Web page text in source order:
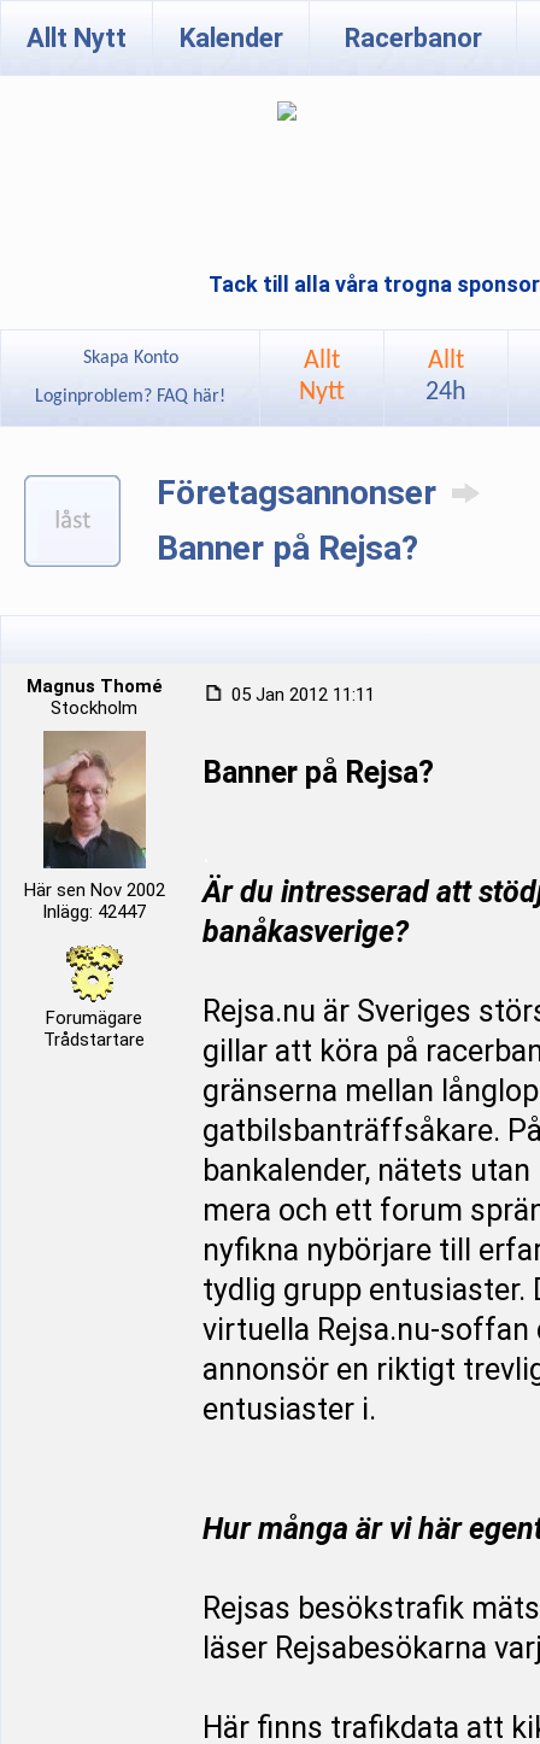
Allt Nytt Kalender Racerbanor
Tack till alla våra trogna
Skapa Konto
Loginproblem? FAQ här!
Allt
Nytt
Allt
24h
Företagsannonser
Banner på Rejsa?
Magnus Thomé
Stockholm
Här sen Nov 2002
Inlägg: 42447
Forumägare
Trådstartare
05 Jan 2012 11:11
Banner på Rejsa?
Är du intresserad att
banåkasverige?
Rejsa.nu är Sveriges
gillar att köra på
gränserna mellan
gatbilsbanträffsåkare.
bankalender, nätets
mera och ett forum
nyfikna nybörjare till
tydlig grupp entusiaster.
virtuella Rejsa.nu-soffan
annonsör en riktigt
entusiaster i.
Hur många är vi här
Rejsas besökstrafik
läser Rejsabesökarna
Här finns trafikdata att